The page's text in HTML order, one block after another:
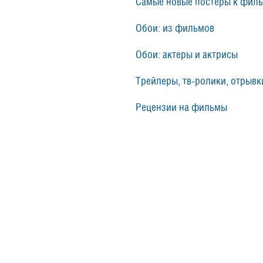
Самые новые постеры к
Обои: из фильмов
Обои: актеры и актрисы
Трейлеры, тв-ролики,
Рецензии на фильмы